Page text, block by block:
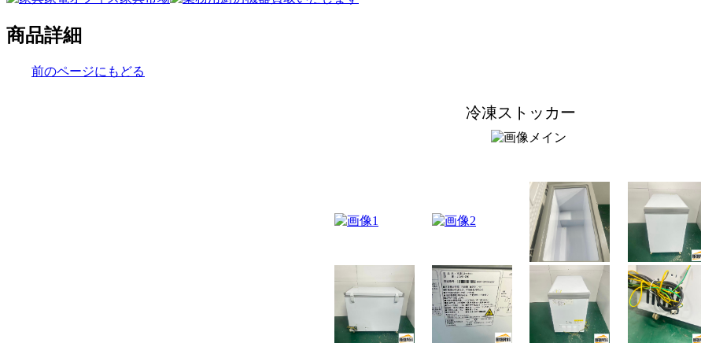
商品詳細
前のページにもどる
冷凍ストッカー